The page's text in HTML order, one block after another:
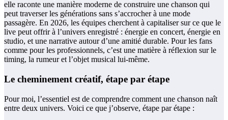
elle raconte une manière moderne de construire une chanson qui
peut traverser les générations sans s’accrocher à une mode
passagère. En 2026, les équipes cherchent à capitaliser sur ce que le
live peut offrir à l’univers enregistré : énergie en concert, énergie en
studio, et une narrative autour d’une amitié durable. Pour les fans
comme pour les professionnels, c’est une matière à réflexion sur le
timing, la rumeur et l’objet musical lui-même.
Le cheminement créatif, étape par étape
Pour moi, l’essentiel est de comprendre comment une chanson naît
entre deux univers. Voici ce que j’observe, étape par étape :